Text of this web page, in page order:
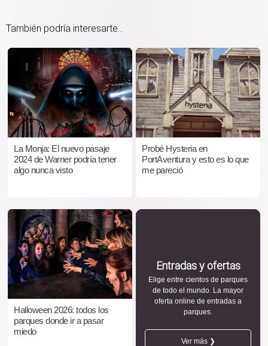
También podría interesarte...
La Monja: El nuevo pasaje
2024 de Warner podría tener
algo nunca visto
Probé Hysteria en
PortAventura y esto es lo que
me pareció
Halloween 2026: todos los
parques donde ir a pasar
miedo
Entradas y ofertas
Elige entre cientos de parques
de todo el mundo. La mayor
oferta online de entradas a
parques.
Ver más ❯